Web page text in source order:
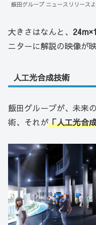
飯田グループ ニュースリリース
大きさはなんと、
ニターに解説の映像が
人工光合成技術
飯田グループが、未来
術、それが「人工光合